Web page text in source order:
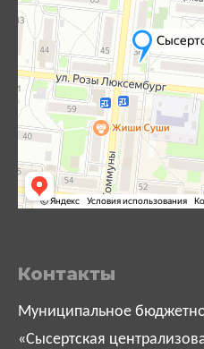
Контакты
Муниципальное
«Сысертская